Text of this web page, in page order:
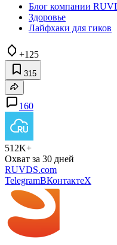
Блог компании
Здоровье
Лайфхаки для гиков
+125
315
160
512K+
Охват за 30 дней
RUVDS.com
TelegramВКонтактеX